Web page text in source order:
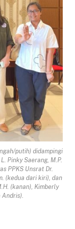
putih) didampingi
Pinky Saerang, M.P.
PPKS Unsrat Dr.
(kedua dari kiri), dan
(kanan), Kimberly